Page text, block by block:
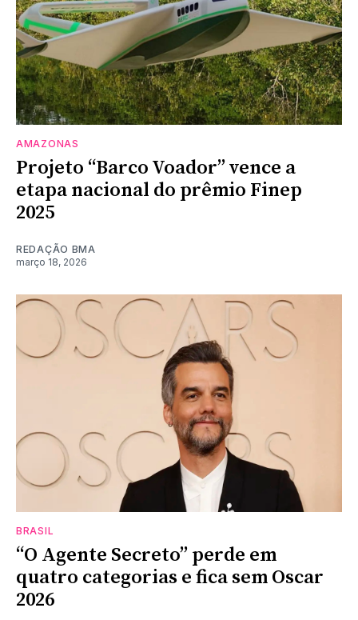
AMAZONAS
Projeto “Barco Voador” vence a
etapa nacional do prêmio Finep
2025
REDAÇÃO BMA
março 18, 2026
BRASIL
“O Agente Secreto” perde em
quatro categorias e fica sem Oscar
2026